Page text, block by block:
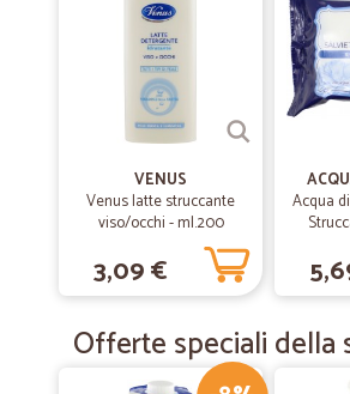
VENUS
Venus latte struccante
viso/occhi - ml.200
3,09 €
Acqua
Offerte speciali della